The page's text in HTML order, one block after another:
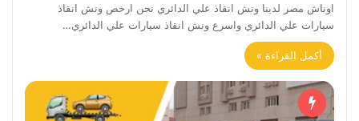
اوناش مصر لدينا ونش انقاذ علي الدائري نحن ارخص ونش انقاذ
سيارات علي الدائري واسرع ونش انقاذ سيارات علي الدائري…
أكمل القراءة »